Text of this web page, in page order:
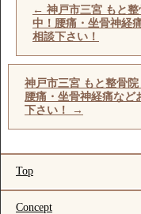
← 神戸市三宮 もと
中！腰痛・坐骨神経
相談下さい！
神戸市三宮 もと整骨院
腰痛・坐骨神経痛など
下さい！
→
Top
Concept